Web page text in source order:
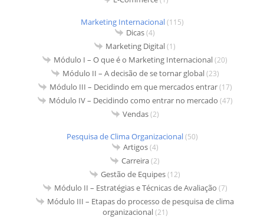
Marketing Internacional(115)
Dicas(4)
Marketing Digital(1)
Módulo I – O que é o Marketing Internacional(20)
Módulo II – A decisão de se tornar global(23)
Módulo III – Decidindo em que mercados entrar(17)
Módulo IV – Decidindo como entrar no mercado (47)
Vendas(2)
Pesquisa de Clima Organizacional(50)
Artigos(4)
Carreira(2)
Gestão de Equipes(12)
Módulo II – Estratégias e Técnicas de Avaliação (7)
Módulo III – Etapas do processo de pesquisa de clima
organizacional(21)